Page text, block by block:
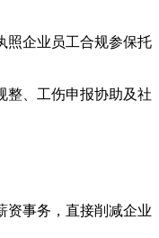
照企业员工合规参保托
整、工伤申报协助及社
资事务，直接削减企业